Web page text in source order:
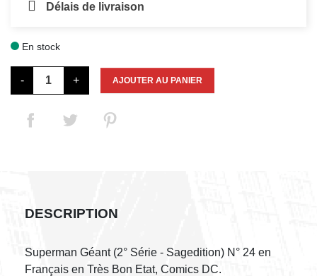
Délais de livraison
En stock
- + AJOUTER AU PANIER
DESCRIPTION
Superman Géant (2° Série - Sagedition) N° 24 en
Français en Très Bon Etat, Comics DC.